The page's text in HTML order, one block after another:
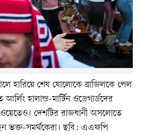
হারিয়ে শেষ ষোলোকে ব্রাজিলকে পেল
হালান্ড-মার্টিন ওডেগার্ডদের
দেশটির রাজধানী অসলোতে
ভক্ত-সমর্থকেরা। ছবি: এএফপি